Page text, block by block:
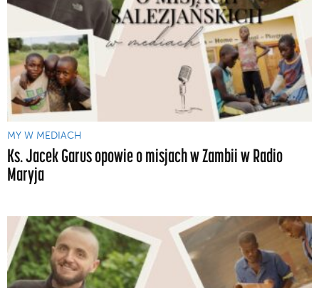
MY W MEDIACH
Ks. Jacek Garus opowie o misjach w Zambii w Radio
Maryja